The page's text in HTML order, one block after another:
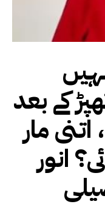
کے بعد
مار
انور